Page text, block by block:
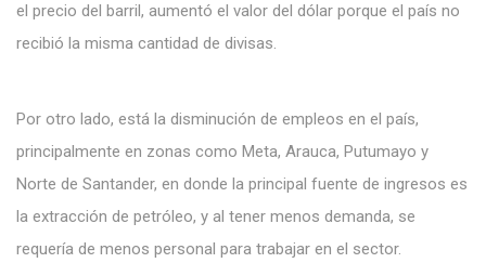
el precio del barril, aumentó el valor del dólar porque el país no
recibió la misma cantidad de divisas.
Por otro lado, está la disminución de empleos en el país,
principalmente en zonas como Meta, Arauca, Putumayo y
Norte de Santander, en donde la principal fuente de ingresos es
la extracción de petróleo, y al tener menos demanda, se
requería de menos personal para trabajar en el sector.